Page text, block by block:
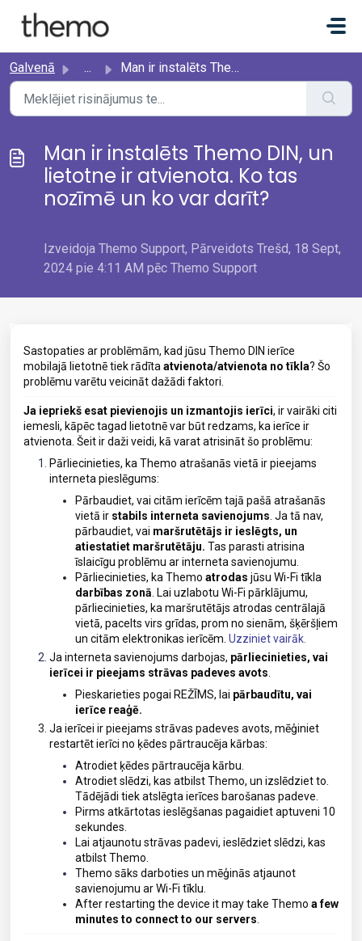
Galvenā ... Man ir instalēts Themo DIN, un lietotne ir atvienota. Ko ...
Man ir instalēts Themo DIN, un
lietotne ir atvienota. Ko tas
nozīmē un ko var darīt?
Izveidoja Themo Support, Pārveidots Trešd, 18 Sept,
2024 pie 4:11 AM pēc Themo Support
Sastopaties ar problēmām, kad jūsu Themo DIN ierīce
mobilajā lietotnē tiek rādīta atvienota/atvienota no tīkla? Šo
problēmu varētu veicināt dažādi faktori.
Ja iepriekš esat pievienojis un izmantojis ierīci, ir vairāki citi
iemesli, kāpēc tagad lietotnē var būt redzams, ka ierīce ir
atvienota. Šeit ir daži veidi, kā varat atrisināt šo problēmu:
Pārliecinieties, ka Themo atrašanās vietā ir pieejams
interneta pieslēgums:
Pārbaudiet, vai citām ierīcēm tajā pašā atrašanās
vietā ir stabils interneta savienojums . Ja tā nav,
pārbaudiet, vai maršrutētājs ir ieslēgts, un
atiestatiet maršrutētāju. Tas parasti atrisina
īslaicīgu problēmu ar interneta savienojumu.
Pārliecinieties, ka Themo atrodas jūsu Wi-Fi tīkla
darbības zonā . Lai uzlabotu Wi-Fi pārklājumu,
pārliecinieties, ka maršrutētājs atrodas centrālajā
vietā, pacelts virs grīdas, prom no sienām, šķēršļiem
un citām elektronikas ierīcēm. Uzziniet vairāk.
Ja interneta savienojums darbojas, pārliecinieties, vai
ierīcei ir pieejams strāvas padeves avots
Pieskarieties pogai REŽĪMS, lai pārbaudītu, vai
ierīce reaģē.
Ja ierīcei ir pieejams strāvas padeves avots, mēģiniet
restartēt ierīci no ķēdes pārtraucēja kārbas:
Atrodiet ķēdes pārtraucēja kārbu.
Atrodiet slēdzi, kas atbilst Themo, un izslēdziet to.
Tādējādi tiek atslēgta ierīces barošanas padeve.
Pirms atkārtotas ieslēgšanas pagaidiet aptuveni 10
sekundes.
Lai atjaunotu strāvas padevi, ieslēdziet slēdzi, kas
atbilst Themo.
Themo sāks darboties un mēģinās atjaunot
savienojumu ar Wi-Fi tīklu.
After restarting the device it may take Themo a few
minutes to connect to our servers